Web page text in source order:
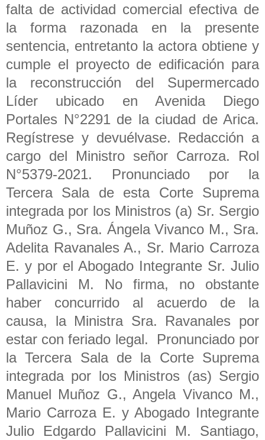
falta de actividad comercial efectiva de
la forma razonada en la presente
sentencia, entretanto la actora obtiene y
cumple el proyecto de edificación para
la reconstrucción del Supermercado
Líder ubicado en Avenida Diego
Portales N°2291 de la ciudad de Arica.
Regístrese y devuélvase. Redacción a
cargo del Ministro señor Carroza. Rol
N°5379-2021. Pronunciado por la
Tercera Sala de esta Corte Suprema
integrada por los Ministros (a) Sr. Sergio
Muñoz G., Sra. Ángela Vivanco M., Sra.
Adelita Ravanales A., Sr. Mario Carroza
E. y por el Abogado Integrante Sr. Julio
Pallavicini M. No firma, no obstante
haber concurrido al acuerdo de la
causa, la Ministra Sra. Ravanales por
estar con feriado legal. Pronunciado por
la Tercera Sala de la Corte Suprema
integrada por los Ministros (as) Sergio
Manuel Muñoz G., Angela Vivanco M.,
Mario Carroza E. y Abogado Integrante
Julio Edgardo Pallavicini M. Santiago,